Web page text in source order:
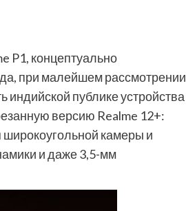
P1, концептуально
при малейшем рассмотрении
публике устройства
версию Realme 12+:
камеры и
и даже 3,5-мм